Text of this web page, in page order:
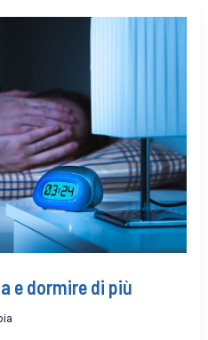
e dormire di più